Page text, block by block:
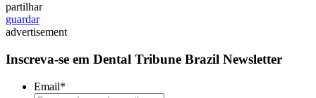
partilhar
guardar
advertisement
Inscreva-se em Dental Tribune Brazil Newsletter
Email*